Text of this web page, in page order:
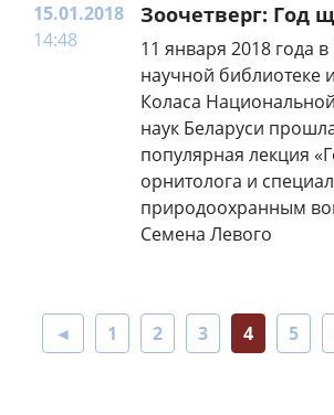
15.01.2018
14:48
Зоочетверг: Год
11 января 2018 года
научной библиотеке
Коласа
наук Беларуси
популярная лекция
орнитолога и
природоохранным
Семена Левого
◄ 1 2 3 4 5